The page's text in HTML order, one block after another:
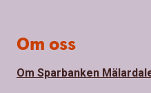
Om oss
Om Sparbanken